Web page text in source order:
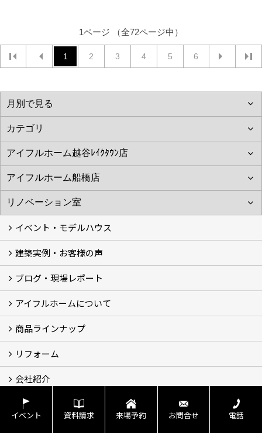
1ページ （全72ページ中）
1 2 3 4 5 6
イベント・モデルハウス
イベント
モデルハウス見学
建築実例・お客様の声
建築実例
お客様の声
ブログ・現場レポート
ブログ
現場レポート
アイフルホームについて
アイフルホームについて (5)
商品ラインナップ
商品ラインナップ
リフォーム
まるごと断熱リフォーム
イベント情報
施工事例
会社紹介
会社概要
スタッフ紹介
個人情報保護方針
イベント 資料請求 来場予約 お問合せ 電話